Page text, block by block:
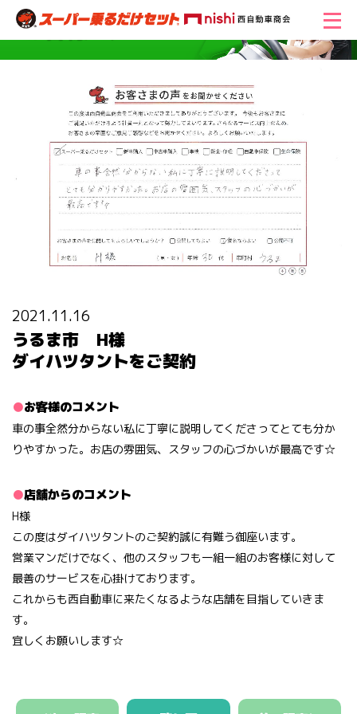
2021.11.16
うるま市 H様
ダイハツタントをご契約
お客様のコメント
車の事全然分からない私に丁寧に説明してくださってとても分か
りやすかった。お店の雰囲気、スタッフの心づかいが最高です☆
店舗からのコメント
H様
この度はダイハツタントのご契約誠に有難う御座います。
営業マンだけでなく、他のスタッフも一組一組のお客様に対して
最善のサービスを心掛けております。
これからも西自動車に来たくなるような店舗を目指していきま
す。
宜しくお願いします☆